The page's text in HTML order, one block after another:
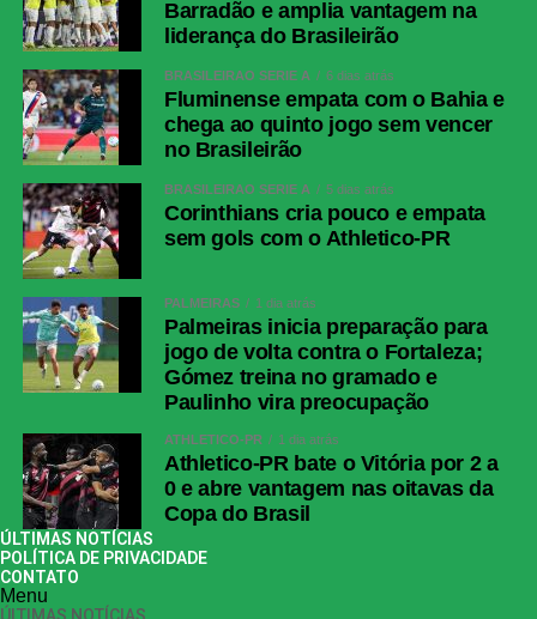
Barradão e amplia vantagem na
liderança do Brasileirão
BRASILEIRÃO SÉRIE A 6 dias atrás
Fluminense empata com o Bahia e
chega ao quinto jogo sem vencer
no Brasileirão
BRASILEIRÃO SÉRIE A 5 dias atrás
Corinthians cria pouco e empata
sem gols com o Athletico-PR
PALMEIRAS 1 dia atrás
Palmeiras inicia preparação para
jogo de volta contra o Fortaleza;
Gómez treina no gramado e
Paulinho vira preocupação
ATHLETICO-PR 1 dia atrás
Athletico-PR bate o Vitória por 2 a
0 e abre vantagem nas oitavas da
Copa do Brasil
ÚLTIMAS NOTÍCIAS
POLÍTICA DE PRIVACIDADE
CONTATO
Menu
ÚLTIMAS NOTÍCIAS